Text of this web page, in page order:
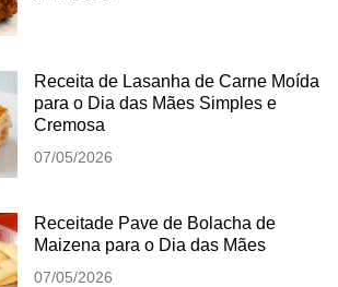
Receita de Lasanha de Carne Moída
para o Dia das Mães Simples e
Cremosa
07/05/2026
Receitade Pave de Bolacha de
Maizena para o Dia das Mães
07/05/2026